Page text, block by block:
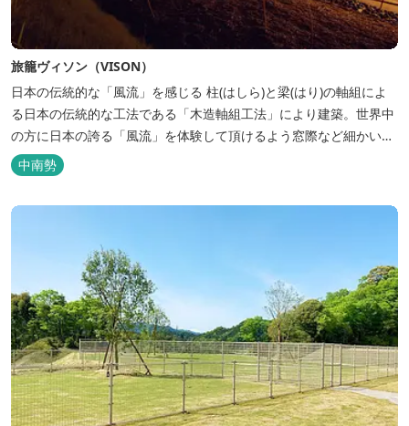
旅籠ヴィソン（VISON）
日本の伝統的な「風流」を感じる 柱(はしら)と梁(はり)の軸組によ
る日本の伝統的な工法である「木造軸組工法」により建築。世界中
の方に日本の誇る「風流」を体験して頂けるよう窓際など細かいデ
ィテールにこだわりました。4棟から成る旅籠棟では各棟1階に入居
するテナントプロデュースにより洗練された世界観を各客室でお楽
しみいただけ...
中南勢